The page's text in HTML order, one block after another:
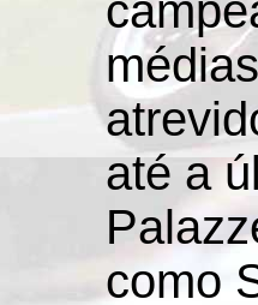
até a
como